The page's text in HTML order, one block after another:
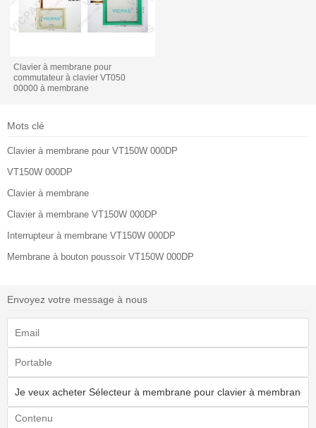
Clavier à membrane pour
commutateur à clavier VT050
00000 à membrane
Mots clé
Clavier à membrane pour VT150W 000DP
VT150W 000DP
Clavier à membrane
Clavier à membrane VT150W 000DP
Interrupteur à membrane VT150W 000DP
Membrane à bouton poussoir VT150W 000DP
Envoyez votre message à nous